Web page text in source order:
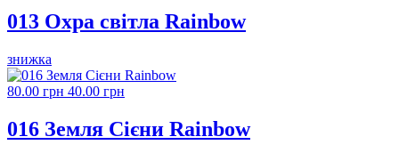
013 Охра світла Rainbow
знижка
80.00 грн 40.00 грн
016 Земля Сієни Rainbow